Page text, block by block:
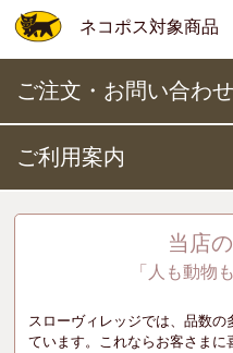
ネコポス対象商品
ご注文・お問い合わ
ご利用案内
当店
「人も動物
スローヴィレッジでは、品数
ています。これならお客さま